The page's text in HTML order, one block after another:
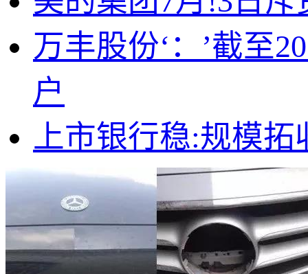
万丰股份‘：’截至
户
上市银行稳:规模